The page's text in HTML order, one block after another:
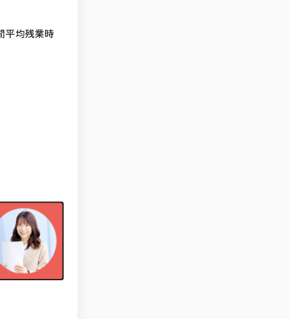
平均残業時